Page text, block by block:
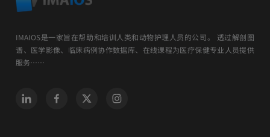
IMAIOS是一家旨在帮助和培训人类和动物护理人员的公司。 透过解剖图
谱、医学影像、临床病例协作数据库、在线课程为医疗保健专业人员提供
服务……